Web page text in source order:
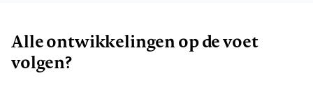
Alle ontwikkelingen op de voet
volgen?